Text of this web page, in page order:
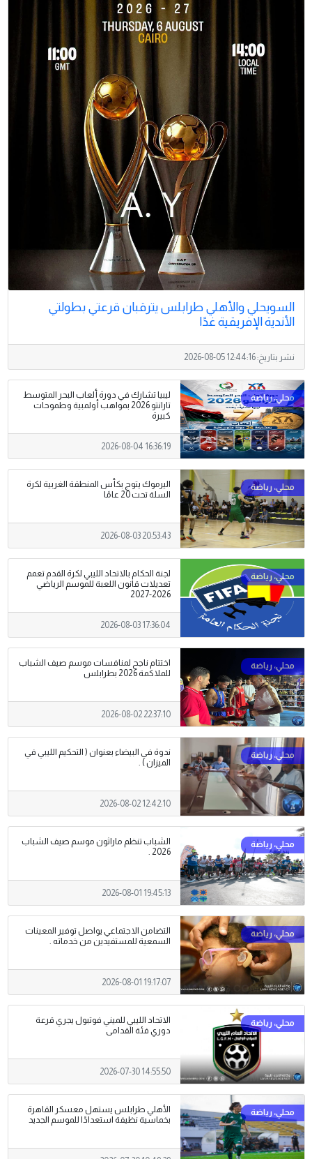
السويحلي والأهلي طرابلس يترقبان قرعتي بطولتي
الأندية الإفريقية غدًا
نشر بتاريخ:2026-08-05 12:44:16
ليبيا تشارك في دورة ألعاب البحر المتوسط
تارانتو 2026 بمواهب أولمبية وطموحات
كبيرة
2026-08-04 16:36:19
اليرموك يتوج بكأس المنطقة الغربية لكرة
السلة تحت 20 عامًا
2026-08-03 20:53:43
لجنة الحكام بالاتحاد الليبي لكرة القدم تعمم
تعديلات قانون اللعبة للموسم الرياضي
2026-2027
2026-08-03 17:36:04
اختتام ناجح لمنافسات موسم صيف الشباب
للملاكمة 2026 بطرابلس
2026-08-02 22:37:10
ندوة في البيضاء بعنوان ( التحكيم الليبي في
الميزان ) .
2026-08-02 12:42:10
الشباب تنظم ماراثون موسم صيف الشباب
2026 .
2026-08-01 19:45:13
التضامن الاجتماعي يواصل توفير المعينات
السمعية للمستفيدين من خدماته .
2026-08-01 19:17:07
الاتحاد الليبي للميني فوتبول يجري قرعة
دوري فئة القدامى
2026-07-30 14:55:50
الأهلي طرابلس يستهل معسكر القاهرة
بخماسية نظيفة استعدادًا للموسم الجديد